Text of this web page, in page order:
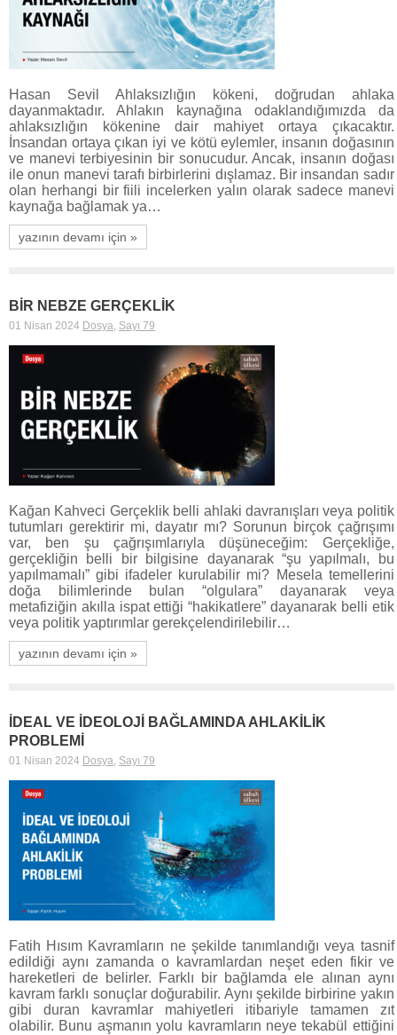
Hasan Sevil Ahlaksızlığın kökeni, doğrudan ahlaka
dayanmaktadır. Ahlakın kaynağına odaklandığımızda da
ahlaksızlığın kökenine dair mahiyet ortaya çıkacaktır.
İnsandan ortaya çıkan iyi ve kötü eylemler, insanın doğasının
ve manevi terbiyesinin bir sonucudur. Ancak, insanın doğası
ile onun manevi tarafı birbirlerini dışlamaz. Bir insandan sadır
olan herhangi bir fiili incelerken yalın olarak sadece manevi
kaynağa bağlamak ya…
yazının devamı için »
BİR NEBZE GERÇEKLİK
01 Nisan 2024 Dosya, Sayı 79
Kağan Kahveci Gerçeklik belli ahlaki davranışları veya politik
tutumları gerektirir mi, dayatır mı? Sorunun birçok çağrışımı
var, ben şu çağrışımlarıyla düşüneceğim: Gerçekliğe,
gerçekliğin belli bir bilgisine dayanarak “şu yapılmalı, bu
yapılmamalı” gibi ifadeler kurulabilir mi? Mesela temellerini
doğa bilimlerinde bulan “olgulara” dayanarak veya
metafiziğin akılla ispat ettiği “hakikatlere” dayanarak belli etik
veya politik yaptırımlar gerekçelendirilebilir…
yazının devamı için »
İDEAL VE İDEOLOJİ BAĞLAMINDA AHLAKİLİK
PROBLEMİ
01 Nisan 2024 Dosya, Sayı 79
Fatih Hısım Kavramların ne şekilde tanımlandığı veya tasnif
edildiği aynı zamanda o kavramlardan neşet eden fikir ve
hareketleri de belirler. Farklı bir bağlamda ele alınan aynı
kavram farklı sonuçlar doğurabilir. Aynı şekilde birbirine yakın
gibi duran kavramlar mahiyetleri itibariyle tamamen zıt
olabilir. Bunu aşmanın yolu kavramların neye tekabül ettiğini